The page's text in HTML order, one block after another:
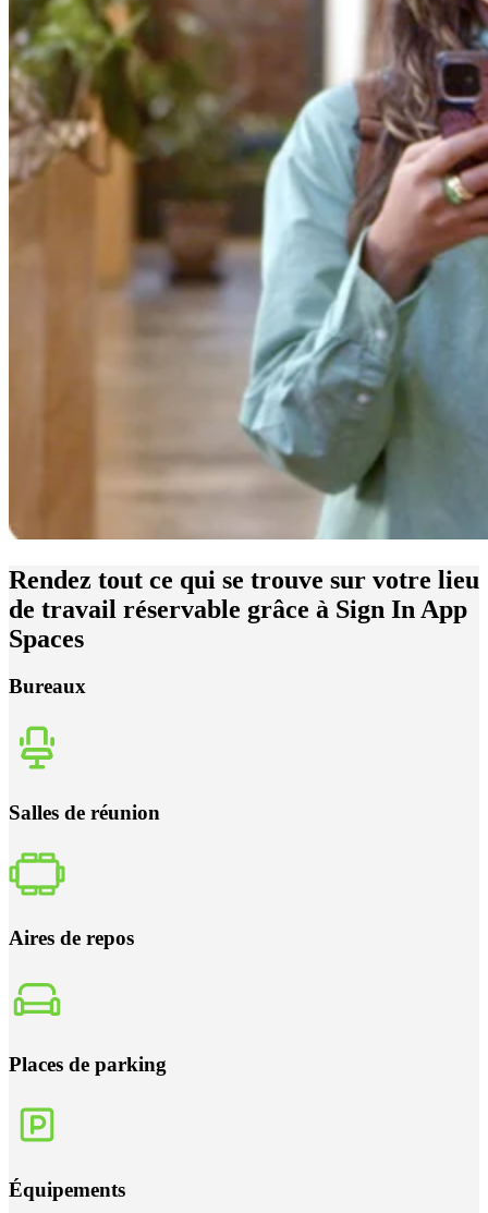
Rendez tout ce qui se trouve sur votre lieu
de travail réservable grâce à Sign In App
Spaces
Bureaux
Salles de réunion
Aires de repos
Places de parking
Équipements